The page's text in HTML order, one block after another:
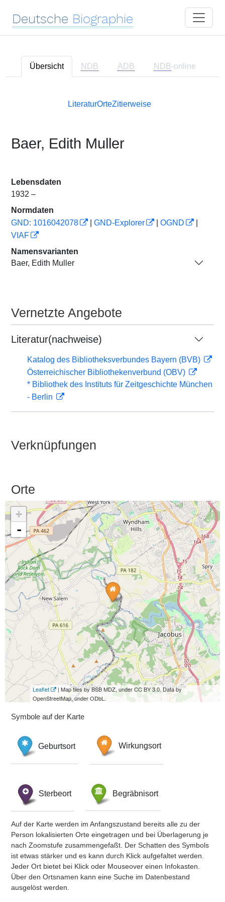
Deutsche Biographie
Übersicht NDB ADB NDB-online
LiteraturOrteZitierweise
Baer, Edith Muller
Lebensdaten
1932 –
Normdaten
GND: 1016042078
GND-Explorer OGND
VIAF
Namensvarianten
Baer, Edith Muller
Vernetzte Angebote
Literatur(nachweise)
Katalog des Bibliotheksverbundes Bayern (BVB)
Österreichischer Bibliothekenverbund (OBV)
* Bibliothek des Instituts für Zeitgeschichte München
- Berlin
Verknüpfungen
Orte
+
-
Leaflet
| Map tiles by BSB MDZ, under CC BY 3.0. Data by
OpenStreetMap, under ODbL.
Symbole auf der Karte
Geburtsort Wirkungsort
Sterbeort Begräbnisort
Auf der Karte werden im Anfangszustand bereits alle zu der
Person lokalisierten Orte eingetragen und bei Überlagerung je
nach Zoomstufe zusammengefaßt. Der Schatten des Symbols
ist etwas stärker und es kann durch Klick aufgefaltet werden.
Jeder Ort bietet bei Klick oder Mouseover einen Infokasten.
Über den Ortsnamen kann eine Suche im Datenbestand
ausgelöst werden.